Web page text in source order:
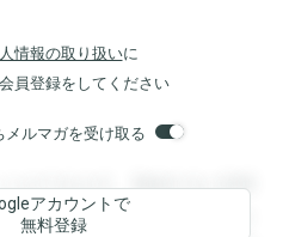
情報の取り扱いに
員登録をしてください
ルマガを受け取る
ができます。登録すると回答
録すると回答を閲覧すること
アカウントで
無料登録